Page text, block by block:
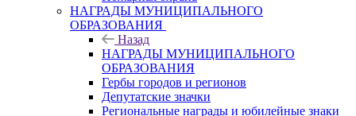
НАГРАДЫ МУНИЦИПАЛЬНОГО
ОБРАЗОВАНИЯ
Назад
НАГРАДЫ МУНИЦИПАЛЬНОГО
ОБРАЗОВАНИЯ
Гербы городов и регионов
Депутатские значки
Региональные награды и юбилейные знаки